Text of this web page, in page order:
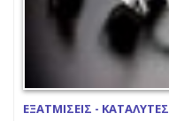
ΕΞΑΤΜΙΣΕΙΣ - ΚΑΤΑΛΥΤΕΣ